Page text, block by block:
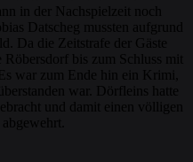
in der Nachspielzeit noch
Datscheg mussten aufgrund
Da die Zeitstrafe der Gäste
Röbersdorf bis zum Schluss mit
war zum Ende hin ein Krimi,
war. Dörfleins hatte
und damit einen völligen